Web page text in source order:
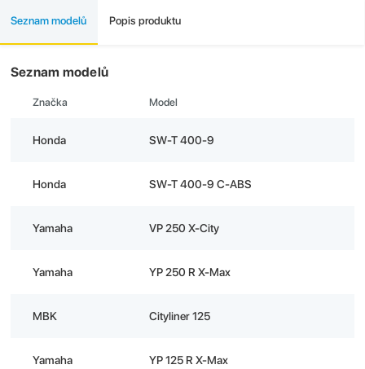
Seznam modelů Popis produktu
Seznam modelů
Značka Model
Honda SW-T 400-9
Honda SW-T 400-9 C-ABS
Yamaha VP 250 X-City
Yamaha YP 250 R X-Max
MBK Cityliner 125
Yamaha YP 125 R X-Max